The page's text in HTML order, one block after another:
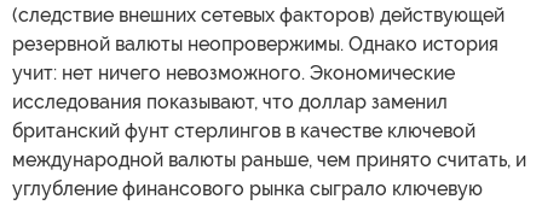
(следствие внешних сетевых факторов) действующей
резервной валюты неопровержимы. Однако история
учит: нет ничего невозможного. Экономические
исследования показывают, что доллар заменил
британский фунт стерлингов в качестве ключевой
международной валюты раньше, чем принято считать, и
углубление финансового рынка сыграло ключевую